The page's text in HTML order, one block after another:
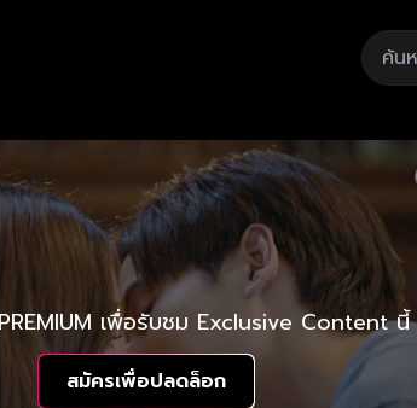
เพื่อรับชม Exclusive Content นี้
สมัครเพื่อปลดล็อก